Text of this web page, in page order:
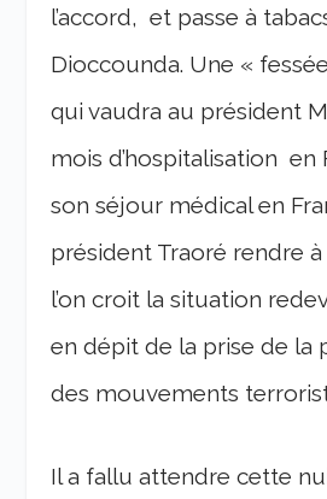
l’accord, et passe à
Dioccounda. Une «
qui vaudra au président
mois d’hospitalisation en
son séjour médical en
président Traoré rendre
l’on croit la situation
en dépit de la prise de la
des mouvements
Il a fallu attendre cette